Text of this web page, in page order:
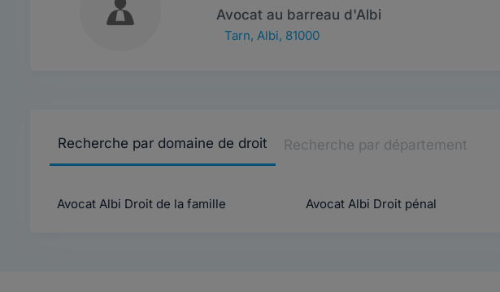
Avocat au barreau d'Albi
Tarn, Albi, 81000
Recherche par domaine de droit Recherche par département
Avocat Albi Droit de la famille Avocat Albi Droit pénal